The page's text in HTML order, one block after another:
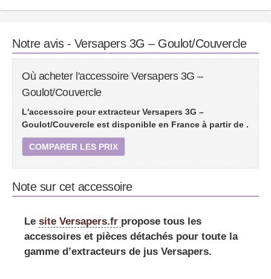
Notre avis - Versapers 3G – Goulot/Couvercle
Où acheter l'accessoire Versapers 3G –
Goulot/Couvercle
L'accessoire pour extracteur Versapers 3G –
Goulot/Couvercle est disponible en France à partir de .
COMPARER LES PRIX
Note sur cet accessoire
Le site Versapers.fr propose tous les
accessoires et pièces détachés pour toute la
gamme d’extracteurs de jus Versapers.